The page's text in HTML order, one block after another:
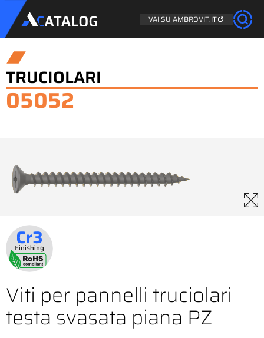
VAI SU AMBROVIT.IT
TRUCIOLARI
05052
Viti per pannelli truciolari
testa svasata piana PZ